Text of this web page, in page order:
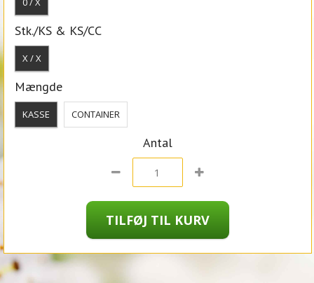
Stk./KS & KS/CC
X / X
Mængde
KASSE CONTAINER
Antal